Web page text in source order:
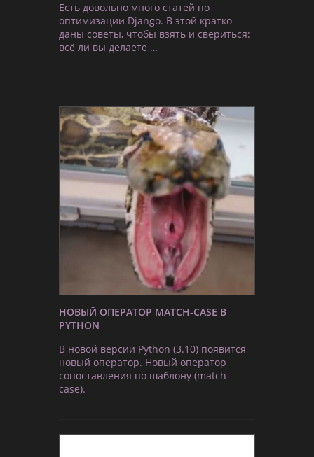
Есть довольно много статей по
оптимизации Django. В этой кратко
даны советы, чтобы взять и свериться:
всё ли вы делаете …
НОВЫЙ ОПЕРАТОР MATCH-CASE В
PYTHON
В новой версии Python (3.10) появится
новый оператор. Новый оператор
сопоставления по шаблону (match-
case).